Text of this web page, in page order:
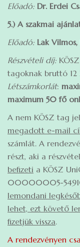
Előadó: Dr. Erdei
5.) A szakmai
Előadó: Lak
Részvételi díj:
tagoknak bruttó
Létszámkorlát:
maximum 50 fő
A nem KÖSZ tag
megadott e-mail
számlát. A
részt, aki a
befizeti a KÖSZ
00000005-
lemondani
lehet, ezt követő
fizetjük vissza.
A rendezvényen